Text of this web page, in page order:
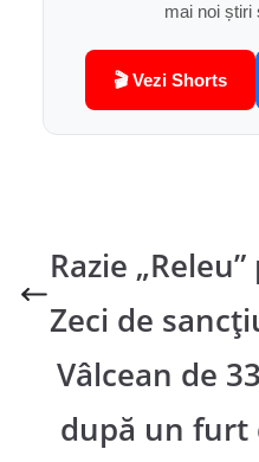
mai noi știri
🎬 Vezi Shorts
Razie
Zeci de
Vâlcean de
după un furt